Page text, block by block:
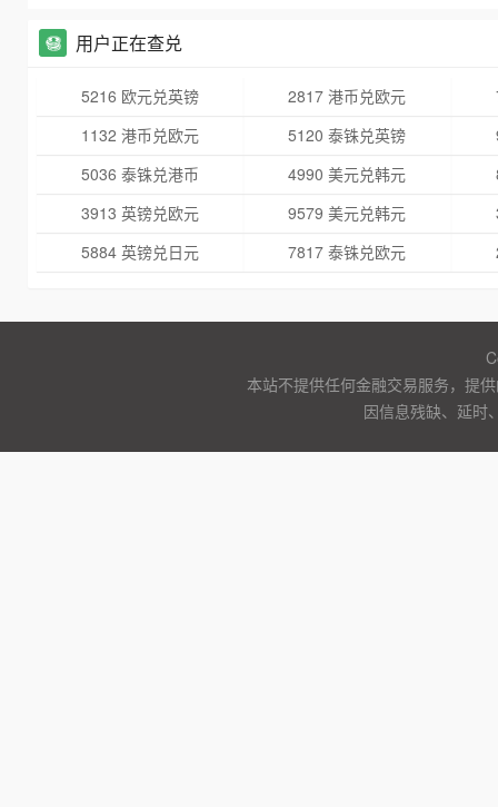
用户正在查兑
5216 欧元兑英镑 2817 港币兑欧元
1132 港币兑欧元
5120 泰铢兑英镑
5036 泰铢兑港币
4990 美元兑韩元
3913 英镑兑欧元
9579 美元兑韩元
5884 英镑兑日元
7817 泰铢兑欧元
本站不提供任何金融交易服务，提
因信息残缺、延时